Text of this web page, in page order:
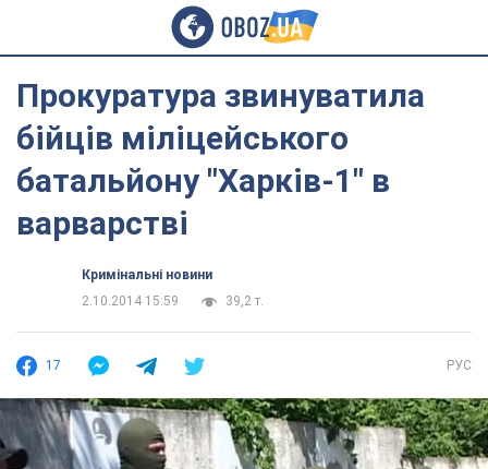
Прокуратура звинуватила
бійців міліцейського
батальйону "Харків-1" в
варварстві
Кримінальні новини
2.10.2014 15:59
39,2 т.
17 РУС